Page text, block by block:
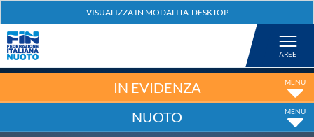
Nuoto
IN EVIDENZA
NUOTO